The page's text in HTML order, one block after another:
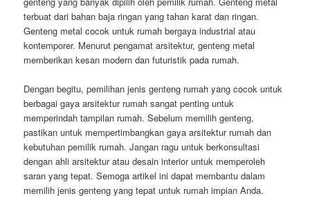
terbuat dari bahan baja ringan yang tahan karat dan ringan.
Genteng metal cocok untuk rumah bergaya industrial atau
kontemporer. Menurut pengamat arsitektur, genteng metal
memberikan kesan modern dan futuristik pada rumah.
Dengan begitu, pemilihan jenis genteng rumah yang cocok untuk
berbagai gaya arsitektur rumah sangat penting untuk
memperindah tampilan rumah. Sebelum memilih genteng,
pastikan untuk mempertimbangkan gaya arsitektur rumah dan
kebutuhan pemilik rumah. Jangan ragu untuk berkonsultasi
dengan ahli arsitektur atau desain interior untuk memperoleh
saran yang tepat. Semoga artikel ini dapat membantu dalam
memilih jenis genteng yang tepat untuk rumah impian Anda.